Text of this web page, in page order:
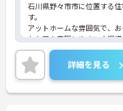
石川県野々市市に位置する
す。
アットホームな雰囲気で、
たケアを実現しやすい小規
資格取得制度もあり、無資
ます。
ご興味のある方には、面接
に詳細をお話しいたします
さい！
詳細を見る